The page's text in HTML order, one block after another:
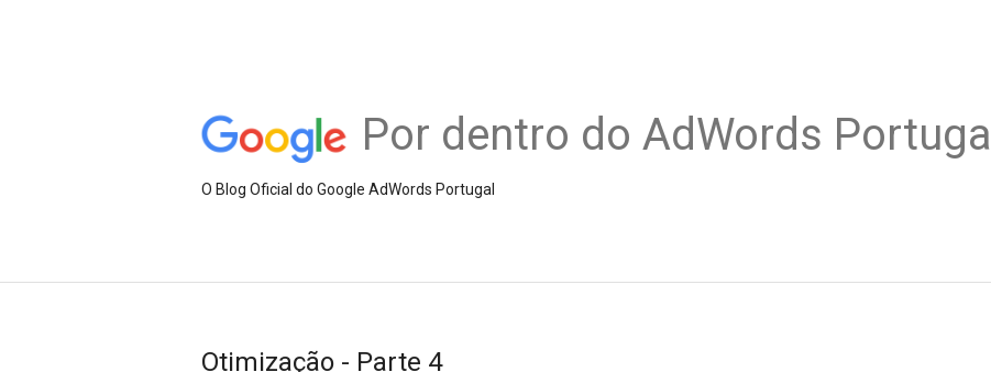
Por dentro do AdWords Portugal
O Blog Oficial do Google AdWords Portugal
Otimização - Parte 4